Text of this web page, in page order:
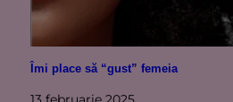
Îmi place să “gust” femeia